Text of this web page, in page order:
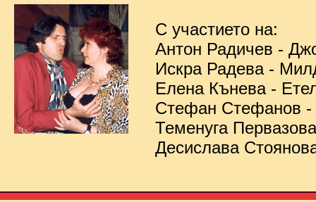
С участието на:
Антон Радичев -
Искра Радева -
Елена Кънева -
Стефан Стефанов
Теменуга
Десислава